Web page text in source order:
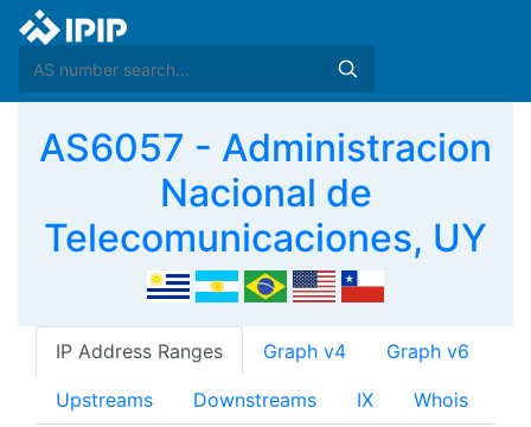
AS6057 - Administracion
Nacional de
Telecomunicaciones, UY
IP Address Ranges Graph v4 Graph v6
Upstreams Downstreams IX Whois